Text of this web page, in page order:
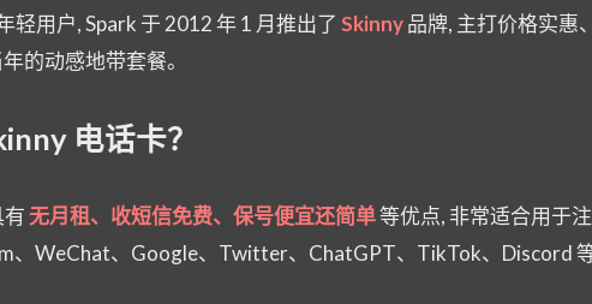
轻用户, Spark 于 2012 年 1 月推出了 Skinny品牌, 主打价格实惠
的动感地带套餐。
电话卡？
有 无月租、收短信免费、保号便宜还简单等优点, 非常适合用于
、WeChat、Google、Twitter、ChatGPT、TikTok、Discord